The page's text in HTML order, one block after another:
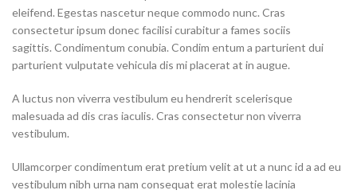
eleifend. Egestas nascetur neque commodo nunc. Cras
consectetur ipsum donec facilisi curabitur a fames sociis
sagittis. Condimentum conubia. Condim entum a parturient dui
parturient vulputate vehicula dis mi placerat at in augue.
A luctus non viverra vestibulum eu hendrerit scelerisque
malesuada ad dis cras iaculis. Cras consectetur non viverra
vestibulum.
Ullamcorper condimentum erat pretium velit at ut a nunc id a ad eu
vestibulum nibh urna nam consequat erat molestie lacinia